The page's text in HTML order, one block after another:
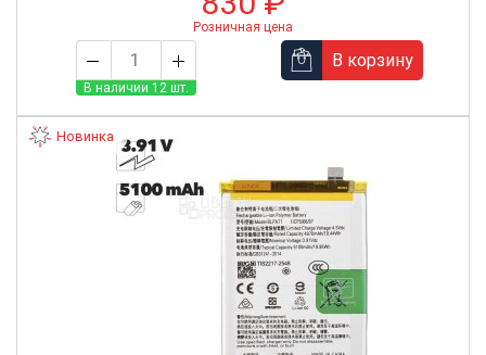
Розничная цена
В наличии 12 шт.
В корзину
Новинка